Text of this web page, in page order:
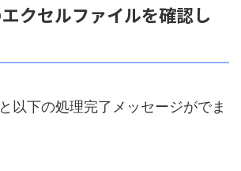
クセルファイルを確認し
以下の処理完了メッセージがでま